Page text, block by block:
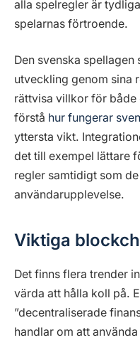
alla spelregler är
spelarnas förtroende.
Den svenska
utveckling genom sina
rättvisa villkor för
förstå hur fungerar
yttersta vikt.
det till exempel lättare
regler samtidigt som
användarupplevelse.
Viktiga
Det finns flera trender
värda att hålla koll på.
”decentraliserade
handlar om att